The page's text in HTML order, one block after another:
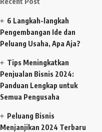
6 Langkah-langkah
Pengembangan Ide dan
Peluang Usaha, Apa Aja?
Tips Meningkatkan
Penjualan Bisnis 2024:
Panduan Lengkap untuk
Semua Pengusaha
Peluang Bisnis
Menjanjikan 2024 Terbaru